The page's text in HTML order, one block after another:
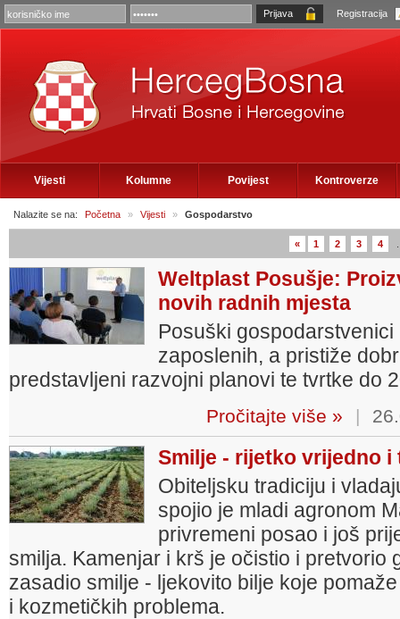
Registracija
Vijesti Kolumne Povijest Kontroverze
Nalazite se na: Početna » Vijesti » Gospodarstvo
« 1 2 3 4
Weltplast Posušje:
novih radnih mjesta
Posuški
zaposlenih, a pristiže
predstavljeni razvojni planovi te tvrtke do
Pročitajte više » |
Smilje - rijetko vrijedno
Obiteljsku tradiciju i
spojio je mladi agronom
privremeni posao i još
smilja. Kamenjar i krš je očistio i pretvorio
zasadio smilje - ljekovito bilje koje
i kozmetičkih problema.